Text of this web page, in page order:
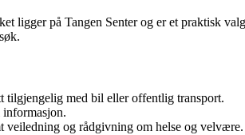
ligger på Tangen Senter og er et praktisk
tilgjengelig med bil eller offentlig transport.
informasjon.
veiledning og rådgivning om helse og velvære.